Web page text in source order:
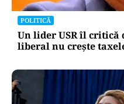
POLITICĂ
Un lider USR îl
liberal nu crește